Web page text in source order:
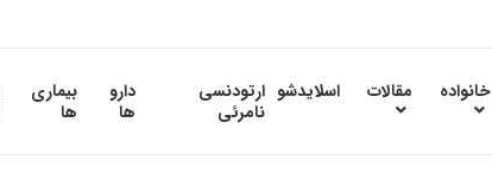
خانواده مقالات اسلایدشو ارتودنسی
نامرئی
دارو
ها
بیماری
ها